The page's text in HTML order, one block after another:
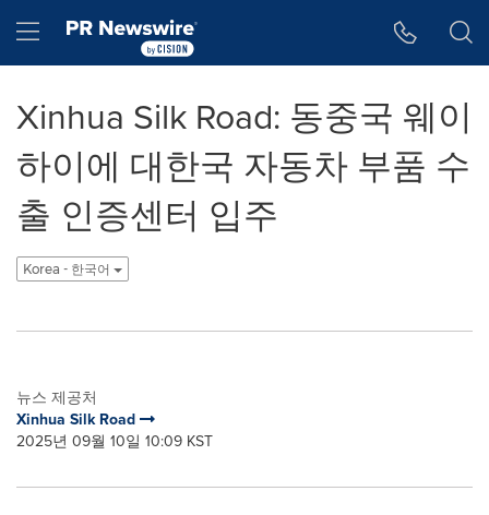
Hamburger menu
Xinhua Silk Road: 동중국 웨이
하이에 대한국 자동차 부품 수
출 인증센터 입주
Korea - 한국어
뉴스 제공처
Xinhua Silk Road
2025년 09월 10일 10:09 KST